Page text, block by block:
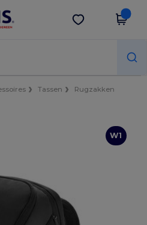
Download app
Tassen
Rugzakken
W1